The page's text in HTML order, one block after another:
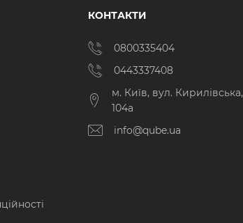
КОНТАКТИ
0800335404
0443337408
м. Київ, вул. Кирилівська,
104а
info@qube.ua